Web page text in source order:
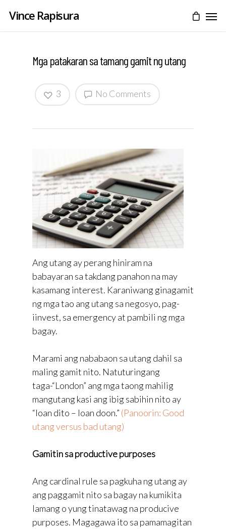
Vince Rapisura
Mga patakaran sa tamang gamit ng utang
No Comments
3
Ang utang ay perang hiniram na
babayaran sa takdang panahon na may
kasamang interest. Karaniwang ginagamit
ng mga tao ang utang sa negosyo, pag-
iinvest, sa emergency at pambili ng mga
bagay.
Marami ang nababaon sa utang dahil sa
maling gamit nito. Natuturingang
taga-“London” ang mga taong mahilig
mangutang kasi ang ibig sabihin nito ay
“loan dito – loan doon.” (Panoorin: Good
utang versus bad utang)
Gamitin sa productive purposes
Ang cardinal rule sa pagkuha ng utang ay
ang paggamit nito sa bagay na kumikita
lamang o yung tinatawag na producive
purposes. Magagawa ito sa pamamagitan